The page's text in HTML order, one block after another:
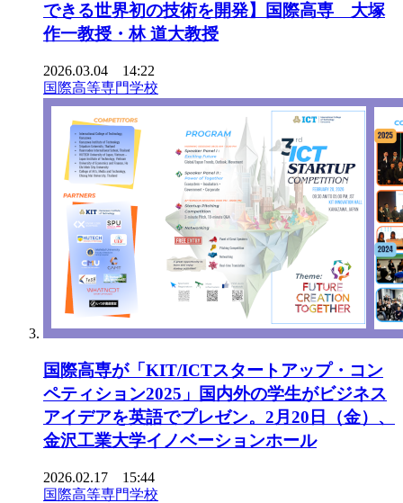
できる世界初の技術を開発】国際高専 大塚
作一教授・林 道大教授
2026.03.04 14:22
国際高等専門学校
国際高専が「KIT/ICTスタートアップ・コン
ペティション2025」国内外の学生がビジネス
アイデアを英語でプレゼン。2月20日（金）、
金沢工業大学イノベーションホール
2026.02.17 15:44
国際高等専門学校